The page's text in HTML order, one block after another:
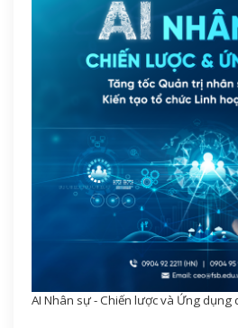
AI Nhân sự - Chiến lược và Ứng